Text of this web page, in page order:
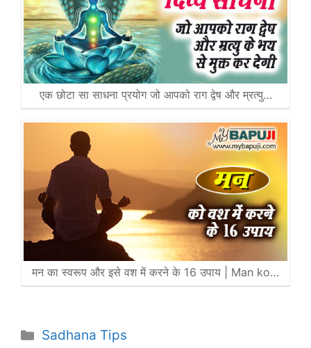
एक छोटा सा साधना प्रयोग जो आपको राग द्वेष और म्रत्यु…
मन का स्वरूप और इसे वश में करने के 16 उपाय | Man ko…
Categories
Sadhana Tips